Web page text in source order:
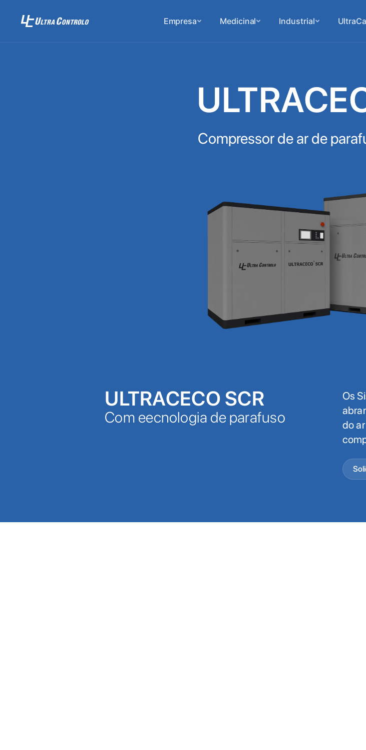
Empresa Medicinal Industrial
Compressor de ar de
ULTRACECO SCR
Com eecnologia de parafuso
Os
do